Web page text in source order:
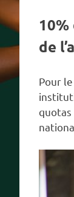
de
Pour
quotas